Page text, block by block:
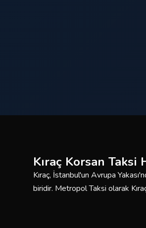
Kıraç Korsan Taksi
Kıraç, İstanbul'un Avrupa
biridir. Metropol Taksi olarak
taksi hizmeti sunmaktayız.